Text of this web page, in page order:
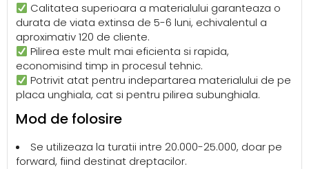
Calitatea superioara a materialului garanteaza o
durata de viata extinsa de 5-6 luni, echivalentul a
aproximativ 120 de cliente.
Pilirea este mult mai eficienta si rapida,
economisind timp in procesul tehnic.
Potrivit atat pentru indepartarea materialului de pe
placa unghiala, cat si pentru pilirea subunghiala.
Mod de folosire
Se utilizeaza la turatii intre 20.000-25.000, doar pe
forward, fiind destinat dreptacilor.